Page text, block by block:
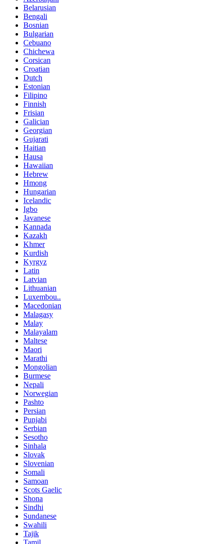
Belarusian
Bengali
Bosnian
Bulgarian
Cebuano
Chichewa
Corsican
Croatian
Dutch
Estonian
Filipino
Finnish
Frisian
Galician
Georgian
Gujarati
Haitian
Hausa
Hawaiian
Hebrew
Hmong
Hungarian
Icelandic
Igbo
Javanese
Kannada
Kazakh
Khmer
Kurdish
Kyrgyz
Latin
Latvian
Lithuanian
Luxembou..
Macedonian
Malagasy
Malay
Malayalam
Maltese
Maori
Marathi
Mongolian
Burmese
Nepali
Norwegian
Pashto
Persian
Punjabi
Serbian
Sesotho
Sinhala
Slovak
Slovenian
Somali
Samoan
Scots Gaelic
Shona
Sindhi
Sundanese
Swahili
Tajik
Tamil